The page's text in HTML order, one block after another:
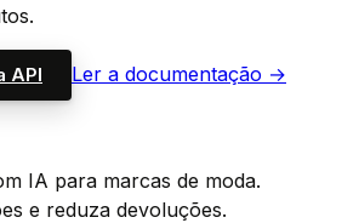
API Ler a documentação →
IA para marcas de moda.
e reduza devoluções.